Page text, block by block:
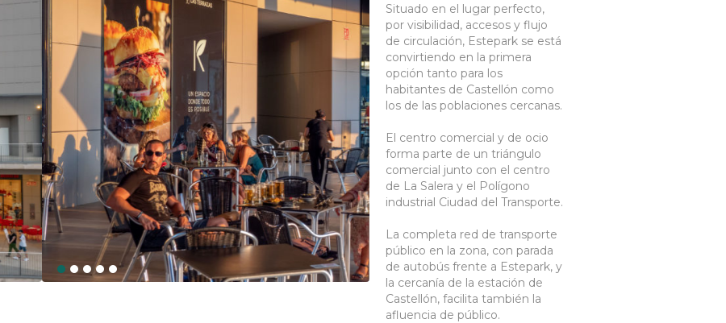
Situado en el lugar perfecto,
por visibilidad, accesos y flujo
de circulación, Estepark se está
convirtiendo en la primera
opción tanto para los
habitantes de Castellón como
los de las poblaciones cercanas.
El centro comercial y de ocio
forma parte de un triángulo
comercial junto con el centro
de La Salera y el Polígono
industrial Ciudad del Transporte.
La completa red de transporte
público en la zona, con parada
de autobús frente a Estepark, y
la cercanía de la estación de
Castellón, facilita también la
afluencia de público.